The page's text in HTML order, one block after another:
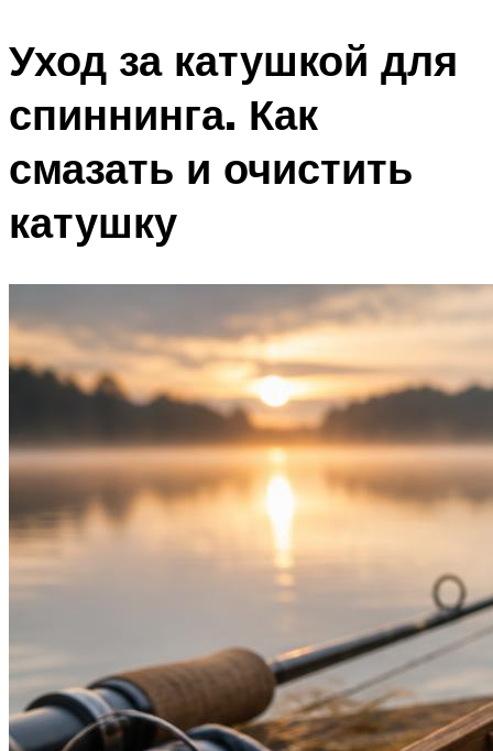
Уход за катушкой для
спиннинга. Как
смазать и очистить
катушку